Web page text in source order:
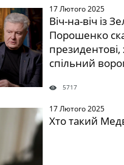
17 Лютого 2025
Віч-на-віч із
Порошенко
президентові,
спільний
5717
17 Лютого 2025
Хто такий